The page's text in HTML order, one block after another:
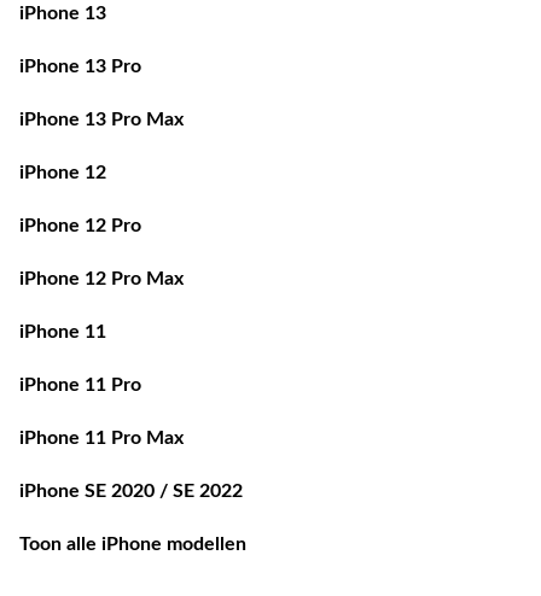
iPhone 13
iPhone 13 Pro
iPhone 13 Pro Max
iPhone 12
iPhone 12 Pro
iPhone 12 Pro Max
iPhone 11
iPhone 11 Pro
iPhone 11 Pro Max
iPhone SE 2020 / SE 2022
Toon alle iPhone modellen